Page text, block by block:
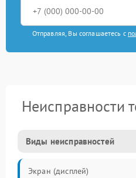
Отправляя, Вы соглашаетесь с
Неисправности
Виды неисправностей
Экран (дисплей)